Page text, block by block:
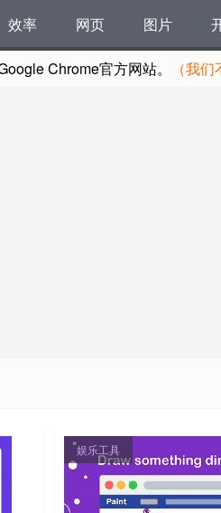
效率 网页 图片
Chrome官方网站。 （我
娱乐工具